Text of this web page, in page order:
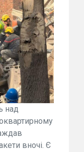
над
вночі. Є